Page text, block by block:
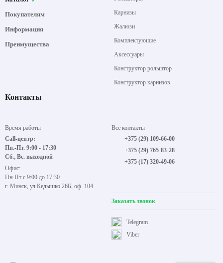
Покупателям
Информация
Преимущества
Карнизы
Жалюзи
Комплектующие
Аксессуары
Конструктор рольштор
Конструктор карнизов
Контакты
Время работы
Call-центр:
Пн.-Пт. 9:00 - 17:30
Сб., Вс. выходной
Офис:
Пн-Пт с 9:00 до 17:30
г. Минск, ул.Кедышко 26Б, оф. 104
Все контакты
+375 (29) 109-66-00
+375 (29) 765-83-28
+375 (17) 320-49-06
Заказать звонок
Viber
Telegram